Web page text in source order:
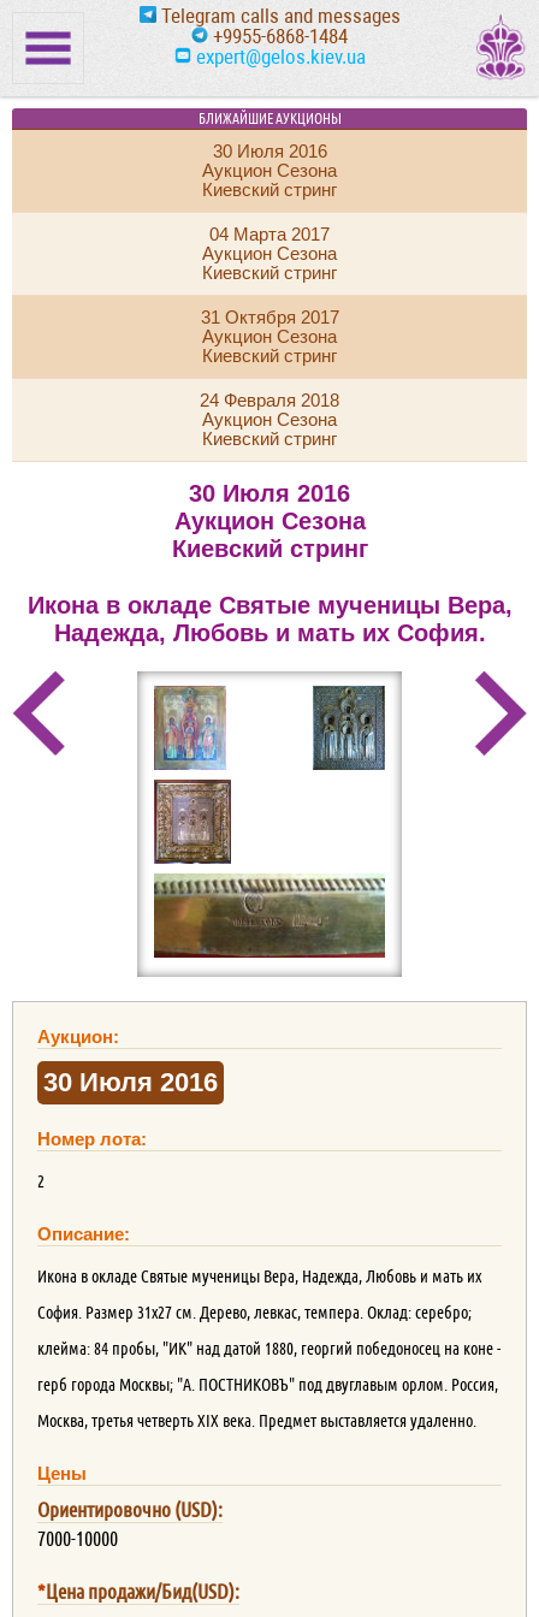
Telegram calls and messages
+9955-6868-1484
expert@gelos.kiev.ua
БЛИЖАЙШИЕ АУКЦИОНЫ
30 Июля 2016
Аукцион Сезона
Киевский стринг
04 Марта 2017
Аукцион Сезона
Киевский стринг
31 Октября 2017
Аукцион Сезона
Киевский стринг
24 Февраля 2018
Аукцион Сезона
Киевский стринг
30 Июля 2016
Аукцион Сезона
Киевский стринг
Икона в окладе Святые мученицы Вера,
Надежда, Любовь и мать их София.
Аукцион:
30 Июля 2016
Номер лота:
2
Описание:
Икона в окладе Святые мученицы Вера, Надежда, Любовь и мать их
София. Размер 31х27 см. Дерево, левкас, темпера. Оклад: серебро;
клейма: 84 пробы, "ИК" над датой 1880, георгий победоносец на коне -
герб города Москвы; "А. ПОСТНИКОВЪ" под двуглавым орлом. Россия,
Москва, третья четверть XIX века. Предмет выставляется удаленно.
Цены
Ориентировочно (USD):
7000-10000
*Цена продажи/Бид(USD):